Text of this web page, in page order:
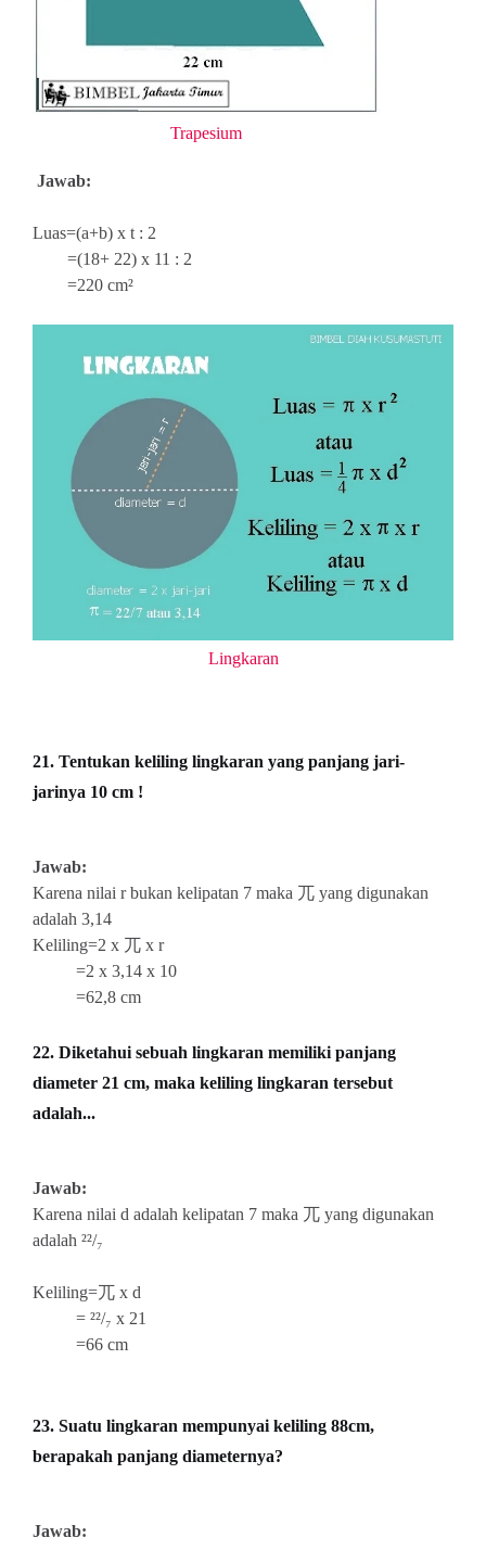
Trapesium
Jawab:
Luas=(a+b) x t : 2
=(18+ 22) x 11 : 2
=220 cm²
Lingkaran
21. Tentukan keliling lingkaran yang panjang jari-
jarinya 10 cm !
Jawab:
Karena nilai r bukan kelipatan 7 maka 兀 yang digunakan
adalah 3,14
Keliling=2 x 兀 x r
=2 x 3,14 x 10
=62,8 cm
22. Diketahui sebuah lingkaran memiliki panjang
diameter 21 cm, maka keliling lingkaran tersebut
adalah...
Jawab:
Karena nilai d adalah kelipatan 7 maka 兀 yang digunakan
adalah ²²/₇
Keliling=兀 x d
= ²²/₇ x 21
=66 cm
23. Suatu lingkaran mempunyai keliling 88cm,
berapakah panjang diameternya?
Jawab: